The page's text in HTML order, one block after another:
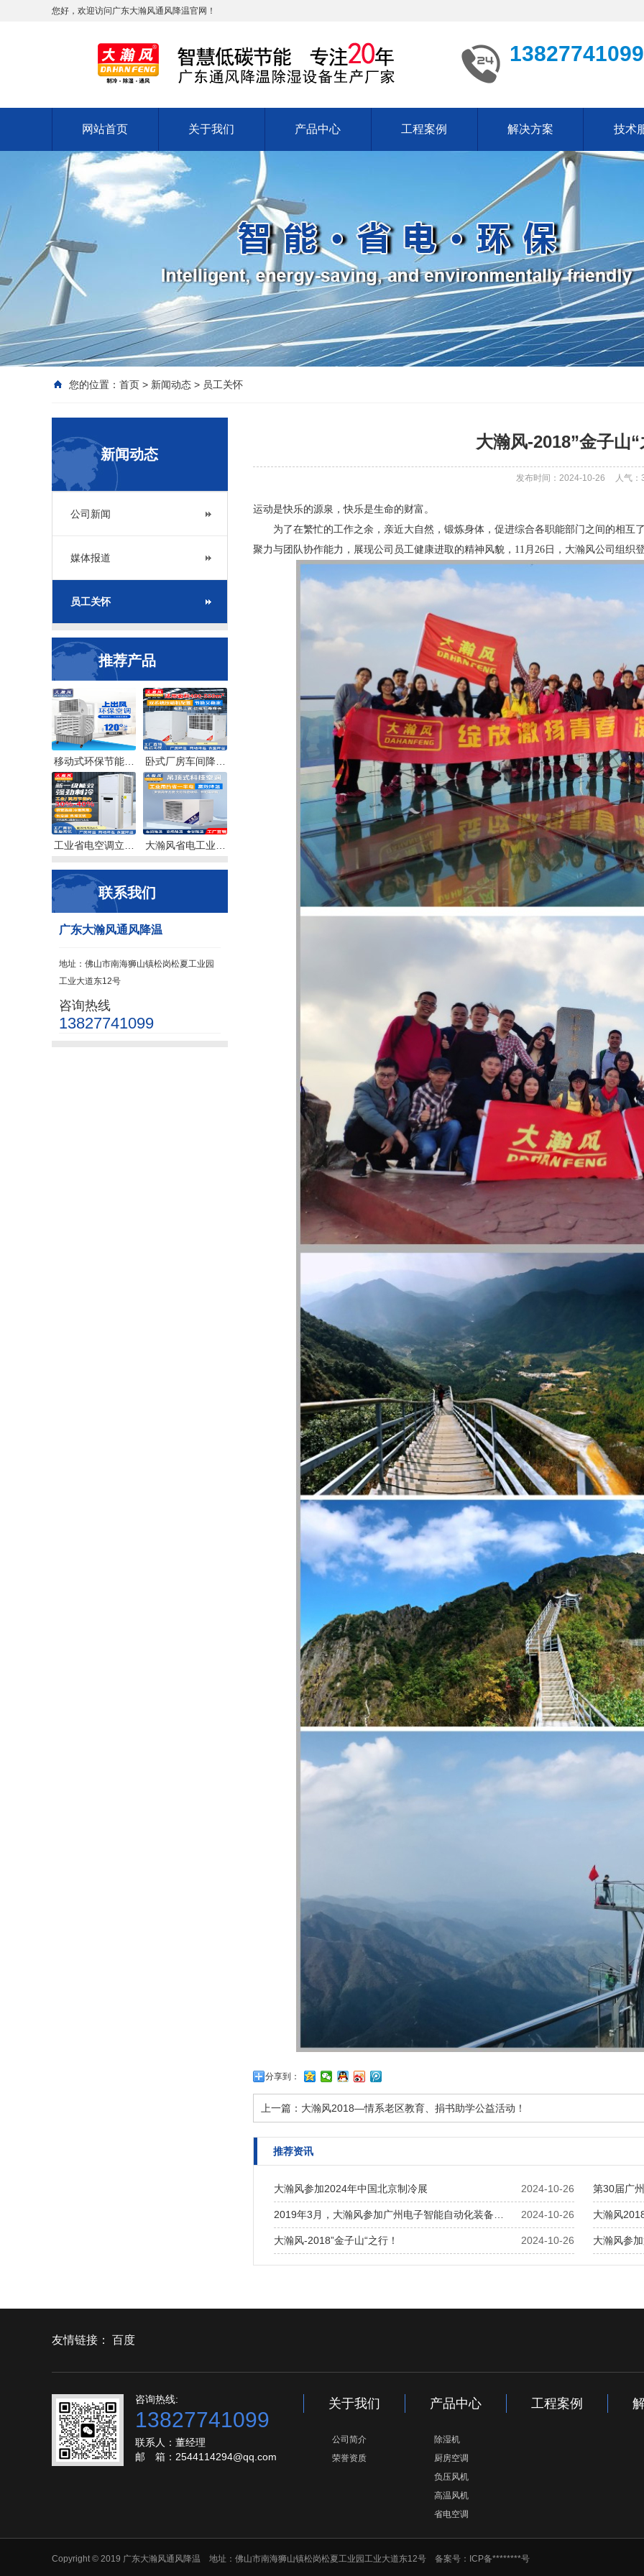
您好，欢迎访问广东大瀚风通风降温官网！
13827741099
网站首页 关于我们 产品中心 工程案例 解决方案 技术
您的位置： 首页 > 新闻动态 > 员工关怀
新闻动态
公司新闻
媒体报道
员工关怀
推荐产品
移动式环保节能… 卧式厂房车间降…
工业省电空调立… 大瀚风省电工业…
联系我们
广东大瀚风通风降温
地址：佛山市南海狮山镇松岗松夏工业园
工业大道东12号
咨询热线
13827741099
大瀚风-2018”金子山
发布时间：2024-10-26 人气：
运动是快乐的源泉，快乐是生命的财富。
为了在繁忙的工作之余，亲近大自然，锻炼身体，促进综合各职能部门之间的相互
聚力与团队协作能力，展现公司员工健康进取的精神风貌，11月26日，大瀚风公司组织
分享到：
上一篇： 大瀚风2018—情系老区教育、捐书助学公益活动！
推荐资讯
2024-10-26
大瀚风参加2024年中国北京制冷展 第30届广
2024-10-26
2019年3月，大瀚风参加广州电子智能自动化装备… 大瀚风
2024-10-26
大瀚风-2018”金子山“之行！ 大瀚风参
友情链接： 百度
咨询热线:
13827741099
联系人：董经理
邮 箱：2544114294@qq.com
关于我们
公司简介
荣誉资质
产品中心
除湿机
厨房空调
负压风机
高温风机
省电空调
工程案例
Copyright © 2019 广东大瀚风通风降温 地址：佛山市南海狮山镇松岗松夏工业园工业大道东12号 备案号： ICP备********号